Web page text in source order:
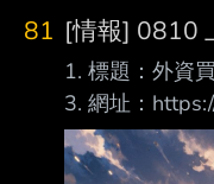
去年同期
減百分比
計
分比 25.13 備
12.16% yoy:
81 [情報] 0810
1. 標題：外資
3. 網址：
買超 1 2002
3 1605 華新